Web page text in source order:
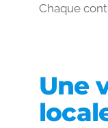
Chaque
Une